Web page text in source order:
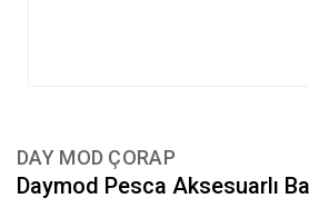
DAY MOD ÇORAP
Daymod Pesca Aksesuarlı